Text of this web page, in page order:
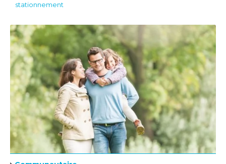
stationnement